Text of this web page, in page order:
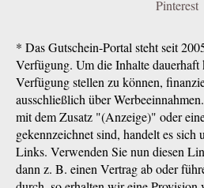
Pinterest
* Das Gutschein-Portal steht seit
Verfügung. Um die Inhalte dauerhaft
Verfügung stellen zu können,
ausschließlich über
mit dem Zusatz "(Anzeige)" oder
gekennzeichnet sind, handelt es sich
Links. Verwenden Sie nun diesen
dann z. B. einen Vertrag ab oder